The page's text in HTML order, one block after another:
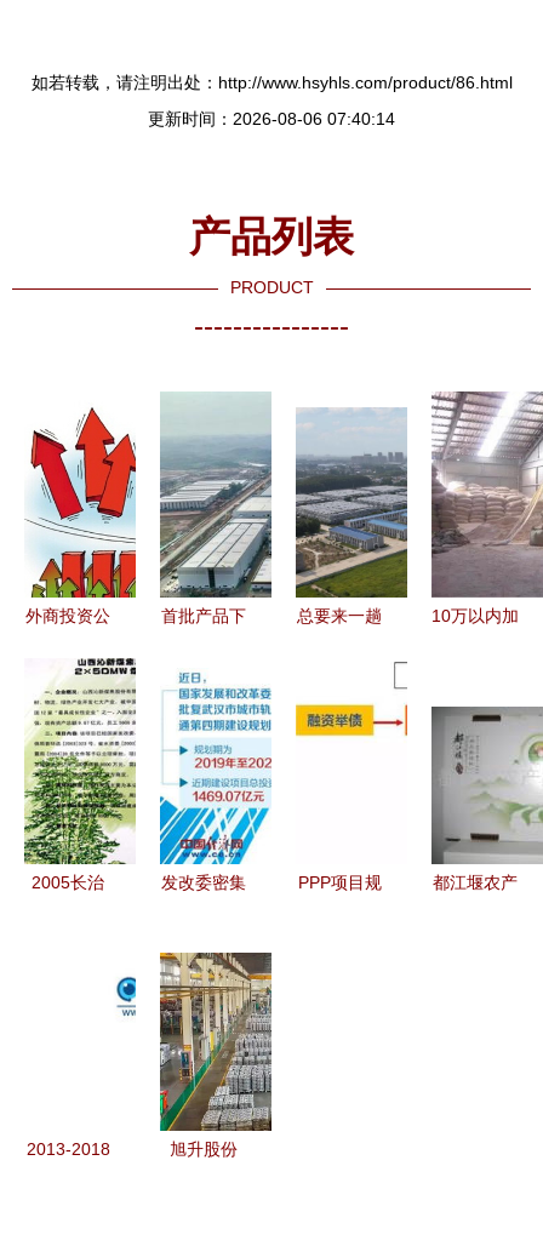
如若转载，请注明出处：http://www.hsyhls.com/product/86.html
更新时间：2026-08-06 07:40:14
产品列表
PRODUCT
----------------
外商投资公
税收优惠政
策及项目投
资指引
首批产品下
部新区这
家'超级工
厂'正式投
产，项目投
资百亿级引
领产业升级
总要来一趟
南新城的投
10万以内加
项目推荐
2005长治
发改委密集
通与机场项
目，投资总
额超1.2万
亿元
PPP项目规
都江堰农产
2013-2018
旭升股份